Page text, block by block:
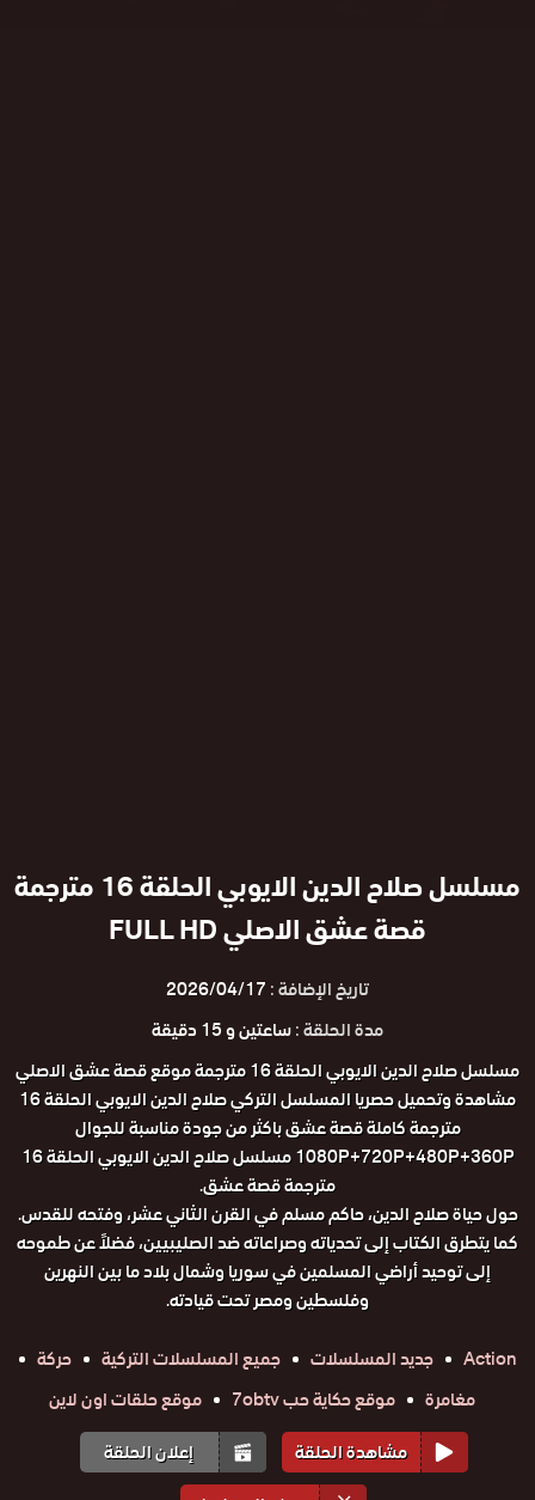
مسلسل صلاح الدين الايوبي الحلقة 16 مترجمة
قصة عشق الاصلي FULL HD
تاريخ الإضافة :2026/04/17
مدة الحلقة :ساعتين و 15 دقيقة
مسلسل صلاح الدين الايوبي الحلقة 16 مترجمة موقع قصة عشق الاصلي
مشاهدة وتحميل حصريا المسلسل التركي صلاح الدين الايوبي الحلقة 16
مترجمة كاملة قصة عشق باكثر من جودة مناسبة للجوال
1080P+720P+480P+360P مسلسل صلاح الدين الايوبي الحلقة 16
مترجمة قصة عشق.
حول حياة صلاح الدين، حاكم مسلم في القرن الثاني عشر، وفتحه للقدس.
كما يتطرق الكتاب إلى تحدياته وصراعاته ضد الصليبيين، فضلاً عن طموحه
إلى توحيد أراضي المسلمين في سوريا وشمال بلاد ما بين النهرين
وفلسطين ومصر تحت قيادته.
Action
جديد المسلسلات جميع المسلسلات التركية
حركة
مغامرة
موقع حكاية حب 7obtv
موقع حلقات اون لاين
مشاهدة الحلقة
إعلان الحلقة